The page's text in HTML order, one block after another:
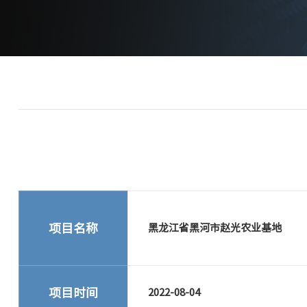
项目名称 黑龙江省黑河市赵光农业基地
项目时间 2022-08-04